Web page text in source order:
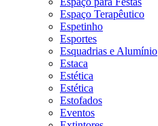
Espaço Terapêutico
Espetinho
Esportes
Esquadrias e Alumínio
Estaca
Estética
Estética
Estofados
Eventos